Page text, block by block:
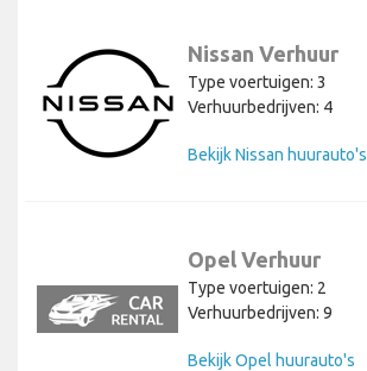
Nissan Verhuur
Type voertuigen: 3
Verhuurbedrijven: 4
Bekijk Nissan huurauto's
Opel Verhuur
Type voertuigen: 2
Verhuurbedrijven: 9
Bekijk Opel huurauto's